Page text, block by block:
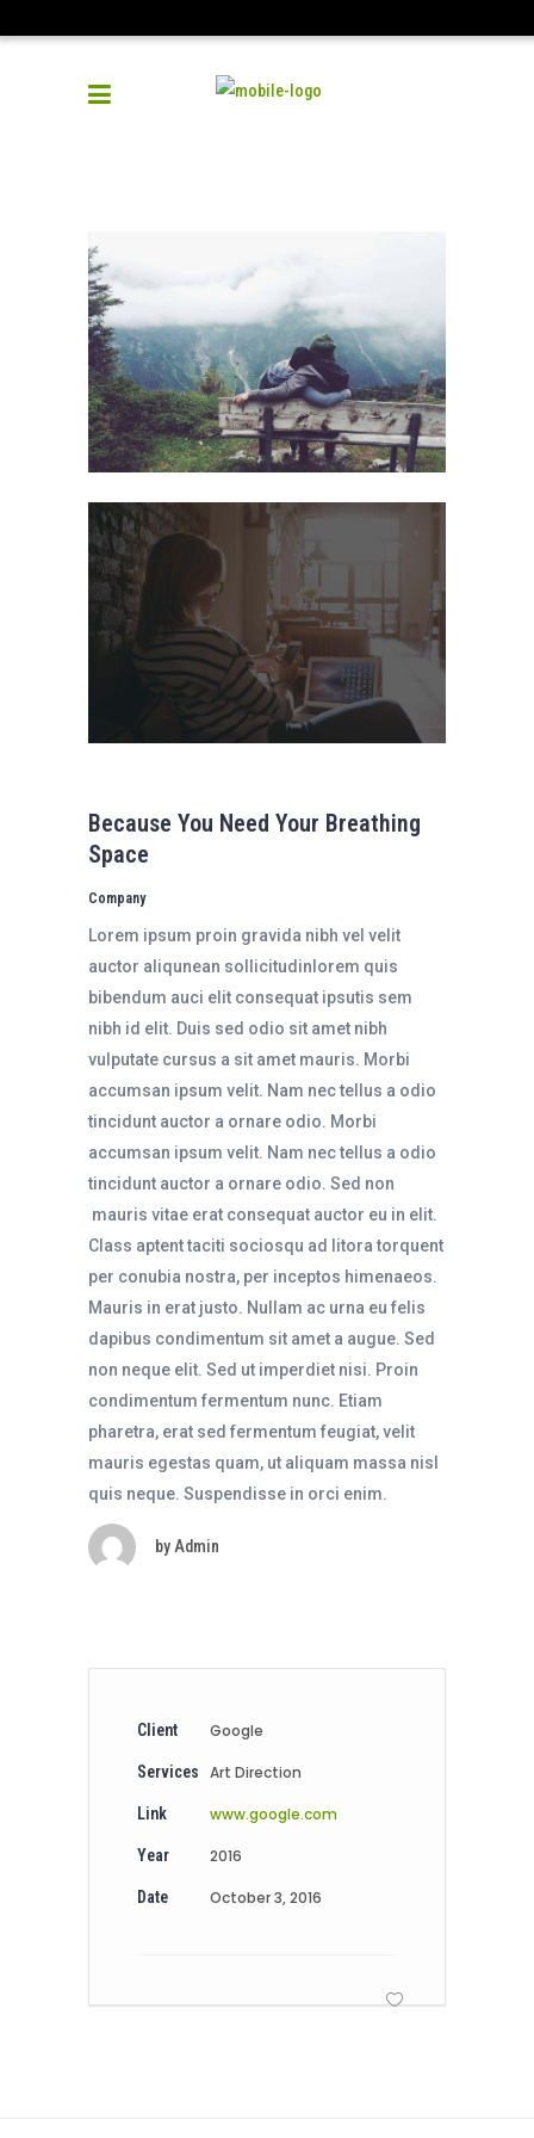
Because You Need Your Breathing
Space
Company
Lorem ipsum proin gravida nibh vel velit
auctor aliqunean sollicitudinlorem quis
bibendum auci elit consequat ipsutis sem
nibh id elit. Duis sed odio sit amet nibh
vulputate cursus a sit amet mauris. Morbi
accumsan ipsum velit. Nam nec tellus a odio
tincidunt auctor a ornare odio. Morbi
accumsan ipsum velit. Nam nec tellus a odio
tincidunt auctor a ornare odio. Sed non
mauris vitae erat consequat auctor eu in elit.
Class aptent taciti sociosqu ad litora torquent
per conubia nostra, per inceptos himenaeos.
Mauris in erat justo. Nullam ac urna eu felis
dapibus condimentum sit amet a augue. Sed
non neque elit. Sed ut imperdiet nisi. Proin
condimentum fermentum nunc. Etiam
pharetra, erat sed fermentum feugiat, velit
mauris egestas quam, ut aliquam massa nisl
quis neque. Suspendisse in orci enim.
by Admin
Client Google
Services Art Direction
Link www.google.com
Year 2016
Date October 3, 2016